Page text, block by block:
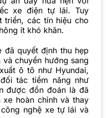
xe điện tự lái. Tuy
triển, các tín hiệu cho
ít khó khăn.
đã quyết định thu hẹp
chuyển hướng sang
ô tô như Hyundai,
tác tiềm năng như
được đồn đoán là đã
hoàn chỉnh và thay
nghệ xe tự lái và